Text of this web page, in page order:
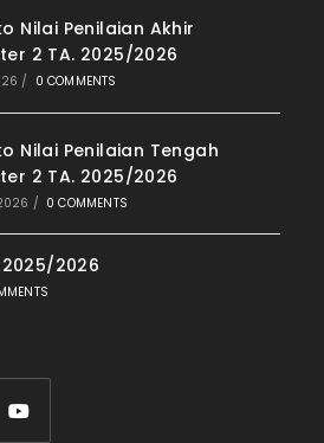
Nilai Penilaian Akhir
2 TA. 2025/2026
/ 0 COMMENTS
Nilai Penilaian Tengah
2 TA. 2025/2026
/ 0 COMMENTS
2026